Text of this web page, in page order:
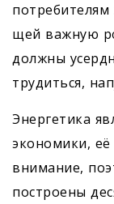
щей важную
должны
трудиться,
Энергетика
экономики, её
внимание,
построены